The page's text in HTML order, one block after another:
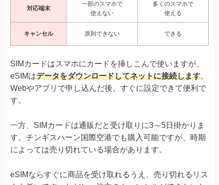
対応端末
一部のスマホで
使えない
多くのスマホで
使える
キャンセル 原則できない できる
SIMカードはスマホにカードを挿しこんで使いますが、
eSIMはデータをダウンロードしてネットに接続します。
Webやアプリで申し込んだ後、すぐに設定できて便利で
す。
一方、SIMカードは通販だと受け取りに3～5日掛かりま
す。チンギスハーン国際空港でも購入可能ですが、時期
によっては売り切れている場合があります。
eSIMならすぐに商品を受け取れるうえ、売り切れるリス